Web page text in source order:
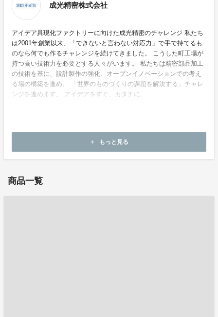
成光精密株式会社
アイデア具現化ファクトリーに向けた成光精密のチャレンジ 私たち
は2001年創業以来、「できないと言わない対応力」で手で持てるも
のなら何でも作るチャレンジを続けてきました。 こうした町工場が
持つ高い技術力を必要とする人々がいます。 私たちは精密部品加工
の技術を基に、設計製作の強化、オープンイノベーションでの考え
る場の構築を進め、 「世界のものづくりの課題を解決する」チャレ
ンジを進めます。 アイデアをすぐ、カタチに。
add もっと見る
商品一覧